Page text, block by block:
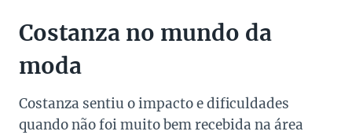
Costanza no mundo da
moda
Costanza sentiu o impacto e dificuldades
quando não foi muito bem recebida na área